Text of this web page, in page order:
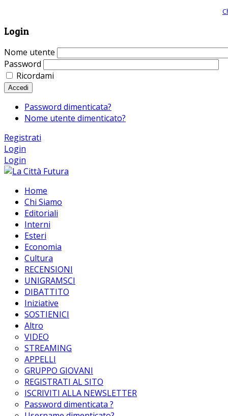
Login
Nome utente
Password
Ricordami
Accedi
Password dimenticata?
Nome utente dimenticato?
Registrati
Login
Login
Home
Chi Siamo
Editoriali
Interni
Esteri
Economia
Cultura
RECENSIONI
UNIGRAMSCI
DIBATTITO
Iniziative
SOSTIENICI
Altro
VIDEO
STREAMING
APPELLI
GRUPPO GIOVANI
REGISTRATI AL SITO
ISCRIVITI ALLA NEWSLETTER
Password dimenticata ?